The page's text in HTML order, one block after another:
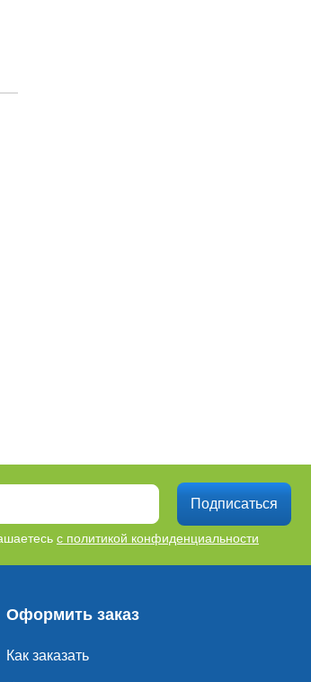
Подписаться
с политикой конфиденциальности
Оформить заказ
Как заказать